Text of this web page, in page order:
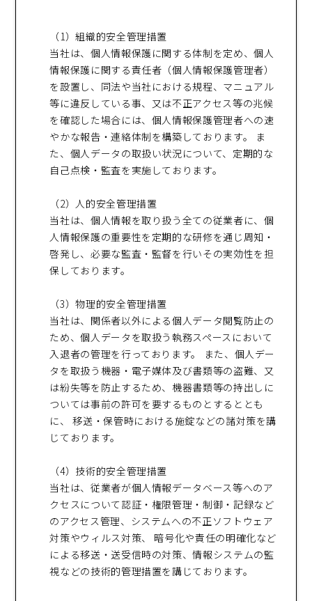
（1）組織的安全管理措置
当社は、個人情報保護に関する体制を定め、個人
情報保護に関する責任者（個人情報保護管理者）
を設置し、同法や当社における規程、マニュアル
等に違反している事、又は不正アクセス等の兆候
を確認した場合には、個人情報保護管理者への速
やかな報告・連絡体制を構築しております。 ま
た、個人データの取扱い状況について、定期的な
自己点検・監査を実施しております。
（2）人的安全管理措置
当社は、個人情報を取り扱う全ての従業者に、個
人情報保護の重要性を定期的な研修を通じ周知・
啓発し、必要な監査・監督を行いその実効性を担
保しております。
（3）物理的安全管理措置
当社は、関係者以外による個人データ閲覧防止の
ため、個人データを取扱う執務スペースにおいて
入退者の管理を行っております。 また、個人デー
タを取扱う機器・電子媒体及び書類等の盗難、又
は紛失等を防止するため、機器書類等の持出しに
ついては事前の許可を要するものとするととも
に、 移送・保管時における施錠などの諸対策を講
じております。
（4）技術的安全管理措置
当社は、従業者が個人情報データベース等へのア
クセスについて認証・権限管理・制御・記録など
のアクセス管理、システムへの不正ソフトウェア
対策やウィルス対策、 暗号化や責任の明確化など
による移送・送受信時の対策、情報システムの監
視などの技術的管理措置を講じております。